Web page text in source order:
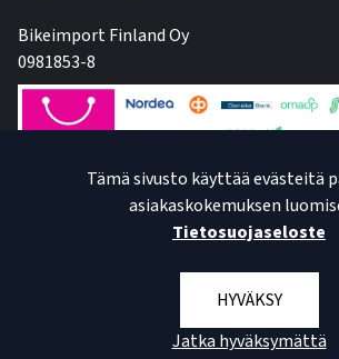
Bikeimport Finland Oy
0981853-8
Tämä sivusto käyttää evästeitä
asiakaskokemuksen
Tietosuojaseloste
HYVÄKSY
Jatka hyväksymättä